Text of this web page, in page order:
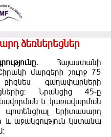
ձեռներեցներ
Հայաստանի
մարզերի շուրջ 75
գաղափարների
Նրանցից 45-ը
և կառավարման
երիտասարդ
և աջակցություն կստանա